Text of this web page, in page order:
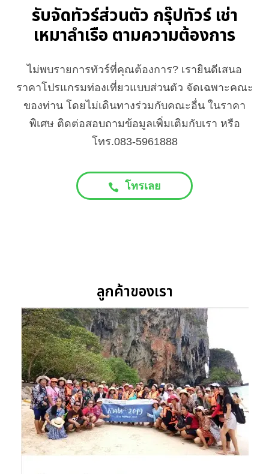
รับจัดทัวร์ส่วนตัว กรุ๊ปทัวร์ เช่า
เหมาลำเรือ ตามความต้องการ
ไม่พบรายการทัวร์ที่คุณต้องการ? เรายินดีเสนอ
ราคาโปรแกรมท่องเที่ยวแบบส่วนตัว จัดเฉพาะคณะ
ของท่าน โดยไม่เดินทางร่วมกับคณะอื่น ในราคา
พิเศษ ติดต่อสอบถามข้อมูลเพิ่มเติมกับเรา หรือ
โทร.083-5961888
โทรเลย
ลูกค้าของเรา